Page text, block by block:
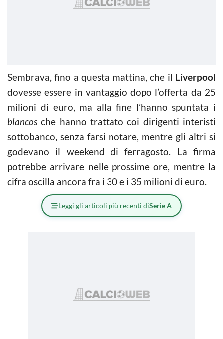
Sembrava, fino a questa mattina, che il Liverpool
dovesse essere in vantaggio dopo l’offerta da 25
milioni di euro, ma alla fine l’hanno spuntata i
blancos che hanno trattato coi dirigenti interisti
sottobanco, senza farsi notare, mentre gli altri si
godevano il weekend di ferragosto. La firma
potrebbe arrivare nelle prossime ore, mentre la
cifra oscilla ancora fra i 30 e i 35 milioni di euro.
Leggi gli articoli più recenti diSerie A